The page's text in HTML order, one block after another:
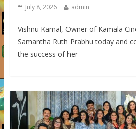
July 8, 2026 admin
Vishnu Kamal, Owner of Kamala
Samantha Ruth Prabhu today and
the success of her